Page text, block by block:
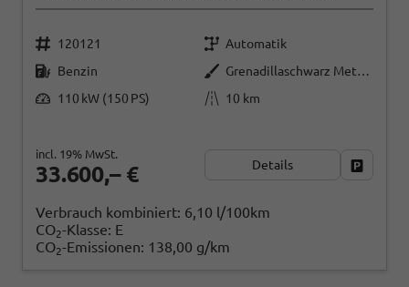
120121
Automatik
Benzin
Grenadillaschwarz Metallic
110 kW (150 PS)
10 km
33.600,– €
incl. 19% MwSt.
Details
Verbrauch kombiniert: 6,10 l/100km
CO2-Klasse: E
CO2-Emissionen: 138,00 g/km